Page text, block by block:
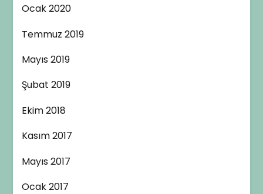
Ocak 2020
Temmuz 2019
Mayıs 2019
Şubat 2019
Ekim 2018
Kasım 2017
Mayıs 2017
Ocak 2017